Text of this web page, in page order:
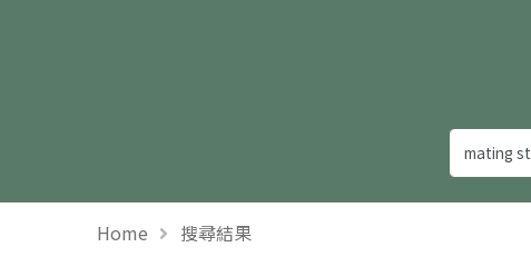
Home 搜尋結果